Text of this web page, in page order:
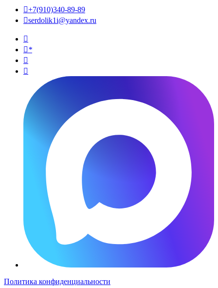
+7(910)340-89-89
serdolik1i@yandex.ru

*


Политика конфиденциальности